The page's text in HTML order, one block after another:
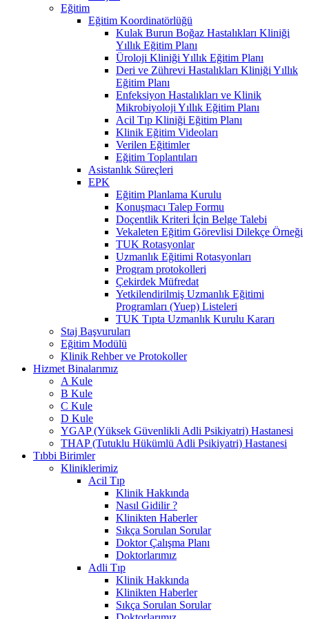
Eğitim
Eğitim Koordinatörlüğü
Kulak Burun Boğaz Hastalıkları Kliniği
Yıllık Eğitim Planı
Üroloji Kliniği Yıllık Eğitim Planı
Deri ve Zührevi Hastalıkları Kliniği Yıllık
Eğitim Planı
Enfeksiyon Hastalıkları ve Klinik
Mikrobiyoloji Yıllık Eğitim Planı
Acil Tıp Kliniği Eğitim Planı
Klinik Eğitim Videoları
Verilen Eğitimler
Eğitim Toplantıları
Asistanlık Süreçleri
EPK
Eğitim Planlama Kurulu
Konuşmacı Talep Formu
Doçentlik Kriteri İçin Belge Talebi
Vekaleten Eğitim Görevlisi Dilekçe Örneği
TUK Rotasyonlar
Uzmanlık Eğitimi Rotasyonları
Program protokolleri
Çekirdek Müfredat
Yetkilendirilmiş Uzmanlık Eğitimi
Programları (Yuep) Listeleri
TUK Tıpta Uzmanlık Kurulu Kararı
Staj Başvuruları
Eğitim Modülü
Klinik Rehber ve Protokoller
Hizmet Binalarımız
A Kule
B Kule
C Kule
D Kule
YGAP (Yüksek Güvenlikli Adli Psikiyatri) Hastanesi
THAP (Tutuklu Hükümlü Adli Psikiyatri) Hastanesi
Tıbbi Birimler
Kliniklerimiz
Acil Tıp
Klinik Hakkında
Nasıl Gidilir ?
Klinikten Haberler
Sıkça Sorulan Sorular
Doktor Çalışma Planı
Doktorlarımız
Adli Tıp
Klinik Hakkında
Klinikten Haberler
Sıkça Sorulan Sorular